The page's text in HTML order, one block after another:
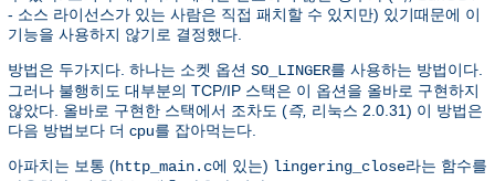
- 소스 라이선스가 있는 사람은 직접 패치할 수 있지만) 있기때문에 이
기능을 사용하지 않기로 결정했다.
방법은 두가지다. 하나는 소켓 옵션 SO_LINGER를 사용하는 방법이다.
그러나 불행히도 대부분의 TCP/IP 스택은 이 옵션을 올바로 구현하지
않았다. 올바로 구현한 스택에서 조차도 (즉, 리눅스 2.0.31) 이 방법은
다음 방법보다 더 cpu를 잡아먹는다.
아파치는 보통 (http_main.c에 있는) lingering_close라는 함수를